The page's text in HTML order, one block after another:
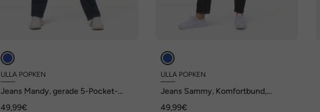
ULLA POPKEN
Jeans Mandy, gerade 5-Pocket-
49,99€
ULLA POPKEN
Jeans Sammy, Komfortbund,
49,99€